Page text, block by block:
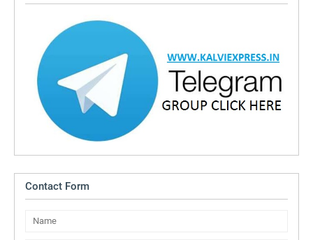
Contact Form